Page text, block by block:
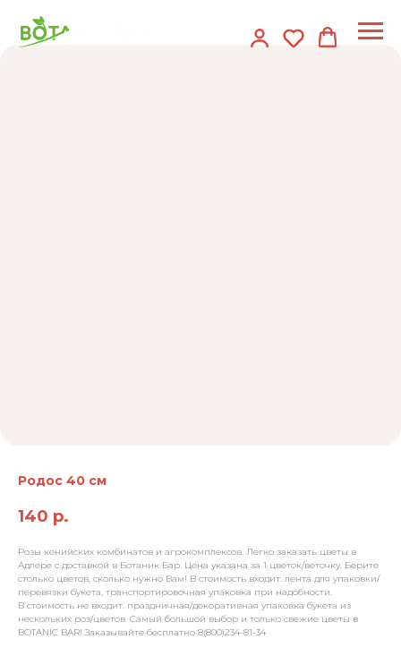
Родос 40 см
140 р.
Розы кенийских комбинатов и агрокомплексов. Легко заказать цветы в
Адлере с доставкой в Ботаник Бар. Цена указана за 1 цветок/веточку. Берите
столько цветов, сколько нужно Вам! В стоимость входит: лента для упаковки/
перевязки букета, транспортировочная упаковка при надобности.
В стоимость не входит: праздничная/декоративная упаковка букета из
нескольких роз/цветов. Самый большой выбор и только свежие цветы в
BOTANIC BAR! Заказывайте бесплатно 8(800)234-81-34